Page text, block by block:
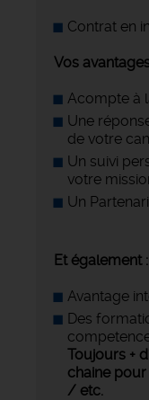
Contrat en
Vos
Acompte à
Une
de votre
Un suivi
votre
Un
Et également :
Avantage
Des
Toujours +
chaine
/ etc.